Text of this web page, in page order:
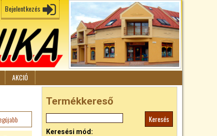
Bejelentkezés
AKCIÓ
Termékkereső
Keresési mód: